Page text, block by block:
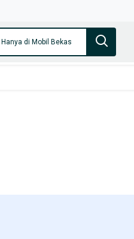
Hanya di Mobil Bekas